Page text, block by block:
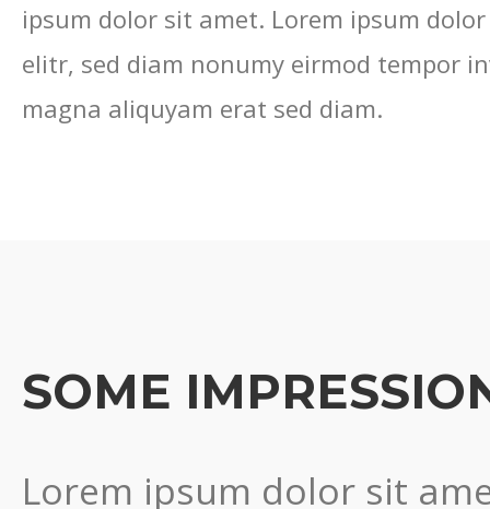
ipsum dolor sit amet. Lorem ipsum
elitr, sed diam nonumy eirmod tempor
magna aliquyam erat sed diam.
SOME
Lorem ipsum dolor sit